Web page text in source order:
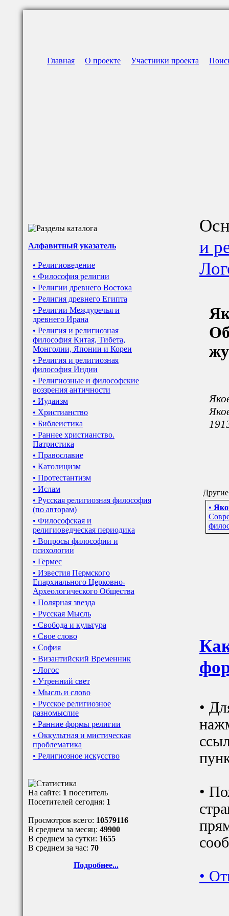
Главная О проекте Участники проекта
Алфавитный указатель
• Религиоведение
• Философия религии
• Религии древнего Востока
• Религия древнего Египта
• Религии Междуречья и
древнего Ирана
• Религия и религиозная
философия Китая, Тибета,
Монголии, Японии и Кореи
• Религия и религиозная
философия Индии
• Религиозные и философские
воззрения античности
• Иудаизм
• Христианство
• Библеистика
• Раннее христианство.
Патристика
• Православие
• Католицизм
• Протестантизм
• Ислам
• Русская религиозная философия
(по авторам)
• Философская и
религиоведческая периодика
• Вопросы философии и
психологии
• Гермес
• Известия Пермского
Епархиального Церковно-
Археологического Общества
• Полярная звезда
• Русская Мысль
• Свобода и культура
• Свое слово
• София
• Византийский Временник
• Логос
• Утренний свет
• Мысль и слово
• Русское религиозное
разномыслие
• Ранние формы религии
• Оккультная и мистическая
проблематика
• Религиозное искусство
На сайте: 1 посетитель
Посетителей сегодня: 1
Просмотров всего: 10579116
В среднем за месяц: 49900
В среднем за сутки: 1655
В среднем за час: 70
Подробнее...
и
•
•
•
•